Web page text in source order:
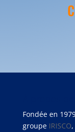
Fondée en
groupe IRISCO